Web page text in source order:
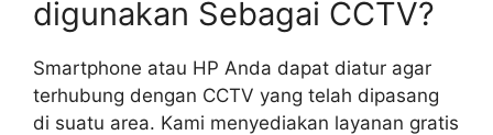
digunakan Sebagai CCTV?
Smartphone atau HP Anda dapat diatur agar
terhubung dengan CCTV yang telah dipasang
di suatu area. Kami menyediakan layanan gratis